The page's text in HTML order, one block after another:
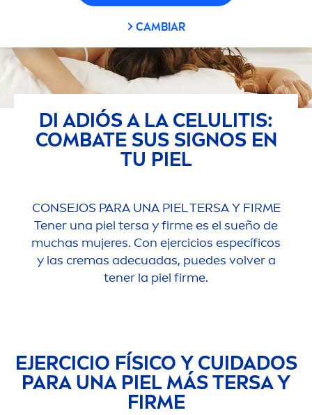
CAMBIAR
DI ADIÓS A LA CELULITIS:
COMBATE SUS SIGNOS EN
TU PIEL
CONSEJOS PARA UNA PIEL TERSA Y FIRME
Tener una piel tersa y firme es el sueño de
muchas mujeres. Con ejercicios específicos
y las cremas adecuadas, puedes volver a
tener la piel firme.
EJERCICIO FÍSICO Y CUIDADOS
PARA UNA PIEL MÁS TERSA Y
FIRME